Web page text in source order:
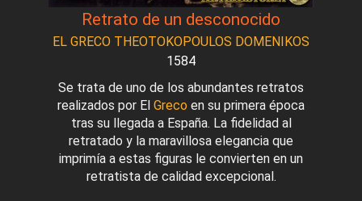
Retrato de un desconocido
EL GRECO THEOTOKOPOULOS DOMENIKOS
1584
Se trata de uno de los abundantes retratos
realizados por El Greco en su primera época
tras su llegada a España. La fidelidad al
retratado y la maravillosa elegancia que
imprimía a estas figuras le convierten en un
retratista de calidad excepcional.